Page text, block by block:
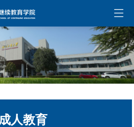
官方网站-源自英国始于1946
成人教育